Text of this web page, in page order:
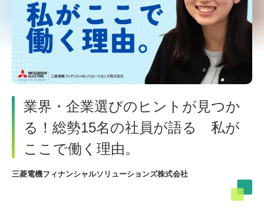
業界・企業選びのヒントが見つか
る！総勢15名の社員が語る 私が
ここで働く理由。
三菱電機フィナンシャルソリューションズ株式会社